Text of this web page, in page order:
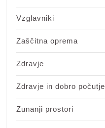
Vzglavniki
Zaščitna oprema
Zdravje
Zdravje in dobro počutje
Zunanji prostori